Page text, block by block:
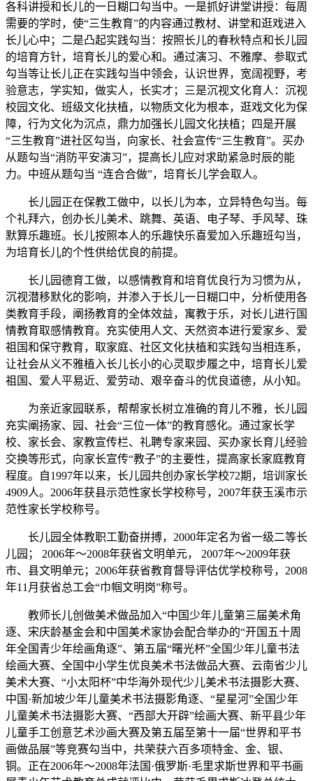
各科讲授和长儿的一日糊口勾当中。一是抓好讲堂讲授：每周
需要的学时，使“三生教育”的内容通过教材、讲堂和逛戏进入
长儿心中；二是凸起实践勾当：按照长儿的春秋特点和长儿园
的培育方针，培育长儿的爱心和。通过演习、不雅摩、参取式
勾当等让长儿正在实践勾当中领会，认识世界，宽阔视野，考
验意志，学实知，做实人，长实才；三是沉视文化育人：沉视
校园文化、班级文化扶植，以物质文化为根本，逛戏文化为保
障，行为文化为沉点，鼎力加强长儿园文化扶植；四是开展
“三生教育”进社区勾当，向家长、社会宣传“三生教育”。买办
从题勾当“消防平安演习”，提高长儿应对求助紧急时辰的能
力。中班从题勾当 “连合合做”，培育长儿学会取人。
长儿园正在保教工做中，以长儿为本，立异特色勾当。每
个礼拜六，创办长儿美术、跳舞、英语、电子琴、手风琴、珠
默算乐趣班。长儿按照本人的乐趣快乐喜爱加入乐趣班勾当，
为培育长儿的个性供给优良的前提。
长儿园德育工做，以感情教育和培育优良行为习惯为从，
沉视潜移默化的影响，并渗入于长儿一日糊口中，分析使用各
类教育手段，阐扬教育的全体效益，寓教于乐，对长儿进行国
情教育取感情教育。充实使用人文、天然资本进行爱家乡、爱
祖国和保守教育，取家庭、社区文化扶植和实践勾当相连系，
让社会从义不雅植入长儿长小的心灵取步履之中，培育长儿爱
祖国、爱人平易近、爱劳动、艰辛奋斗的优良道德，从小知。
为亲近家园联系，帮帮家长树立准确的育儿不雅，长儿园
充实阐扬家、园、社会“三位一体”的教育感化。通过家长学
校、家长会、家教宣传栏、礼聘专家来园、买办家长育儿经验
交换等形式，向家长宣传“教子”的主要性，提高家长家庭教育
程度。自1997年以来，长儿园共创办家长学校72期，培训家长
4909人。2006年获县示范性家长学校称号，2007年获玉溪市示
范性家长学校称号。
长儿园全体教职工勤奋拼搏，2000年定名为省一级二等长
儿园； 2006年～2008年获省文明单元， 2007年～2009年获
市、县文明单元；2006年获省教育督导评估优学校称号，2008
年11月获省总工会“巾帼文明岗”称号。
教师长儿创做美术做品加入“中国少年儿童第三届美术角
逐、宋庆龄基金会和中国美术家协会配合举办的“开国五十周
年全国青少年绘画角逐”、第五届“曙光杯”全国少年儿童书法
绘画大赛、全国中小学生优良美术书法做品大赛、云南省少儿
美术大赛、“小太阳杯”中华海外现代少儿美术书法摄影大赛、
中国·新加坡少年儿童美术书法摄影角逐、“星星河”全国少年
儿童美术书法摄影大赛、“西部大开辟”绘画大赛、新平县少年
儿童手工创意艺术沙画大赛及第五届至第十一届“世界和平书
画做品展”等竞赛勾当中，共荣获六百多项特金、金、银、
铜。正在2006年～2008年法国·俄罗斯·毛里求斯世界和平书画